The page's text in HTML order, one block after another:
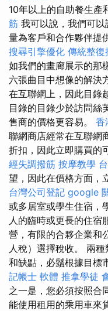
10年以上的自助餐生產
筋 我可以說，我們可
量為客戶和合作夥伴提
搜尋引擎優化 傳統整復
如我們的畫廊展示的那
六張曲目中想像的解決
在互聯網上，因此目錄
目錄的目錄少於訪問絲
售商的價格更容易。 香
聯網商店經常在互聯網
折扣，因此立即購買的
經失調撥筋 按摩教學
望，因此在價格方面，
台灣公司登記 google
或多居室或學生住宿，
人的臨時或更長的住宿
營，有限的合夥企業和
人稅）選擇稅收。 兩
和缺點，必鬚根據目標
記帳士 軟體 推拿學徒
之一是，您必須按照合
能使用租用的乘用車來